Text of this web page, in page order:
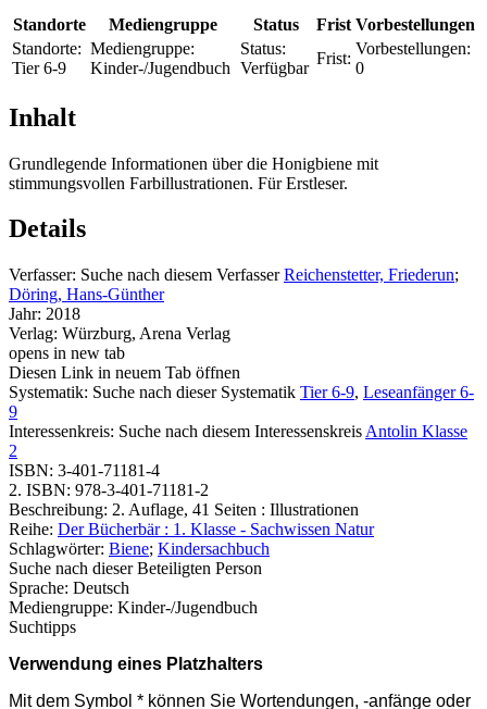
Standorte Mediengruppe Status Frist Vorbestellungen
Standorte:
Tier 6-9
Mediengruppe:
Kinder-/Jugendbuch
Status:
Verfügbar
Frist:
Vorbestellungen:
0
Inhalt
Grundlegende Informationen über die Honigbiene mit
stimmungsvollen Farbillustrationen. Für Erstleser.
Details
Verfasser: Suche nach diesem Verfasser Reichenstetter, Friederun;
Döring, Hans-Günther
Jahr: 2018
Verlag: Würzburg, Arena Verlag
opens in new tab
Diesen Link in neuem Tab öffnen
Systematik: Suche nach dieser Systematik Tier 6-9, Leseanfänger 6-
9
Interessenkreis: Suche nach diesem Interessenskreis Antolin Klasse
2
ISBN: 3-401-71181-4
2. ISBN: 978-3-401-71181-2
Beschreibung: 2. Auflage, 41 Seiten : Illustrationen
Reihe: Der Bücherbär : 1. Klasse - Sachwissen Natur
Schlagwörter: Biene; Kindersachbuch
Suche nach dieser Beteiligten Person
Sprache: Deutsch
Mediengruppe: Kinder-/Jugendbuch
Suchtipps
Verwendung eines Platzhalters
Mit dem Symbol * können Sie Wortendungen, -anfänge oder